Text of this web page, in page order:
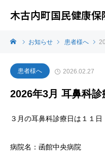
木古内町国民健康保
お知らせ 患者様へ
患者様へ 2026.02.27
2026年3月 耳鼻科
３月の耳鼻科診療日は１１日
病院名：函館中央病院